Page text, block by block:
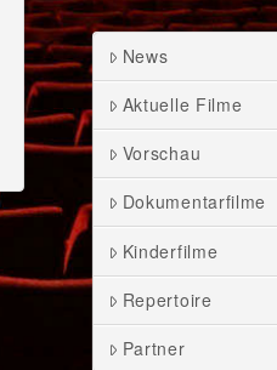
News
Aktuelle Filme
Vorschau
Dokumentarfilme
Kinderfilme
Repertoire
Partner